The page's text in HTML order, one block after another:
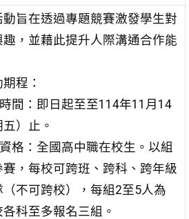
旨在透過專題競賽激發學生對
，並藉此提升人際溝通合作能
程：
間：即日起至至114年11月14
）止。
格：全國高中職在校生。以組
賽，每校可跨班、跨科、跨年級
不可跨校），每組2至5人為
科至多報名三組。